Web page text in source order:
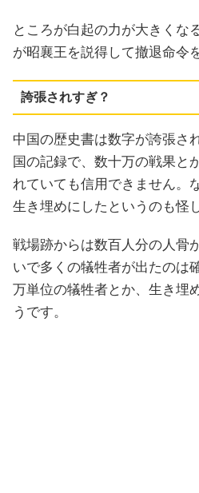
ところが白起の力が大きくな
が昭襄王を説得して撤退命令
誇張されすぎ？
中国の歴史書は数字が誇張さ
国の記録で、数十万の戦果と
れていても信用できません。
生き埋めにしたというのも怪
戦場跡からは数百人分の人骨
いで多くの犠牲者が出たのは
万単位の犠牲者とか、生き埋
うです。